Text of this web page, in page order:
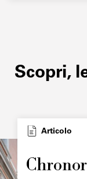
Scopri,
TypeArticolo
Image
principale